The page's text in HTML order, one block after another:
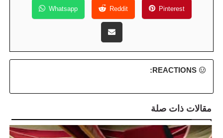
Pinterest
Reddit
Whatsapp
REACTIONS:
مقالات ذات صلة